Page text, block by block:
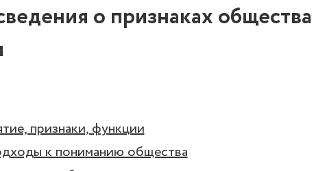
о признаках
признаки, функции
к пониманию общества